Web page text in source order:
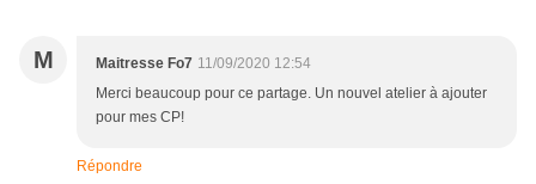
M Maitresse Fo7 11/09/2020 12:54
Merci beaucoup pour ce partage. Un nouvel atelier à ajouter
pour mes CP!
Répondre